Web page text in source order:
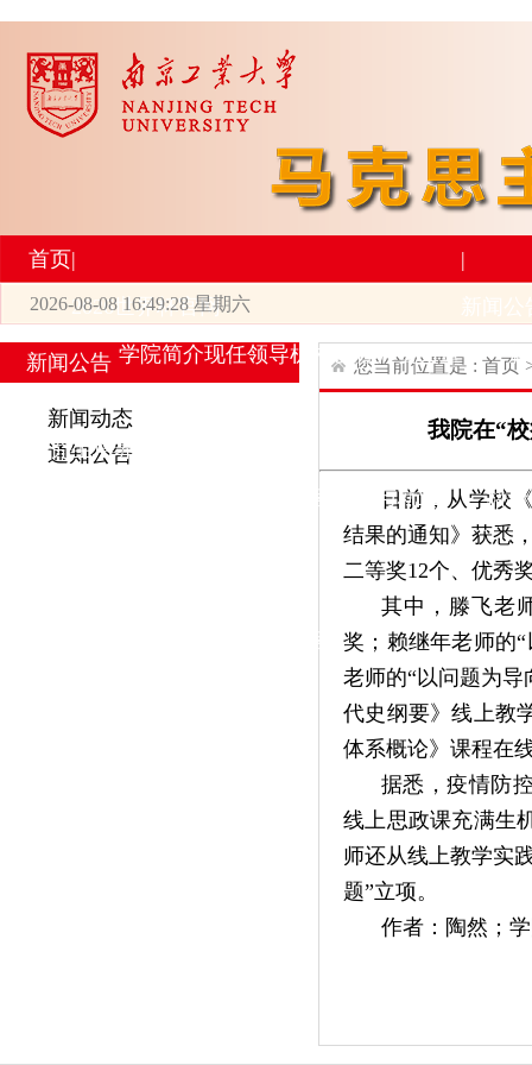
首页|
2026世界杯官网
学院简介现任领导机构设置师资力量
|
研究生培养
学生活动 招生与就业
科
工会活动
2026-08-08 16:49:28 星期六
新闻公告
新闻动态
通知公告
您当前位置是 : 首页
我院在“
日前，从学校
结果的通知》获悉
二等奖12个、优秀
其中，滕飞老
奖；赖继年老师的
老师的“以问题为
代史纲要》线上教
体系概论》课程在
据悉，疫情防
线上思政课充满生
师还从线上教学实
题”立项。
作者：陶然；